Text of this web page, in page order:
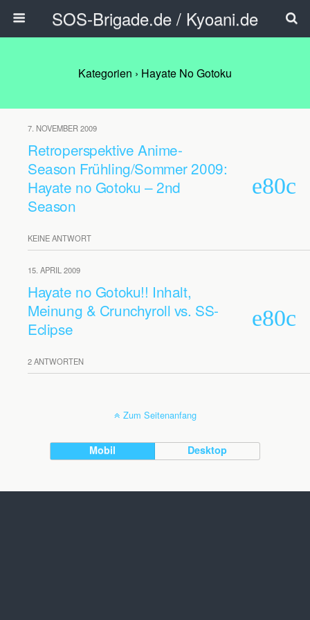
SOS-Brigade.de / Kyoani.de
Kategorien › Hayate No Gotoku
7. NOVEMBER 2009
Retroperspektive Anime-
Season Frühling/Sommer 2009:
Hayate no Gotoku – 2nd
Season
KEINE ANTWORT
15. APRIL 2009
Hayate no Gotoku!! Inhalt,
Meinung & Crunchyroll vs. SS-
Eclipse
2 ANTWORTEN
Zum Seitenanfang
Mobil Desktop